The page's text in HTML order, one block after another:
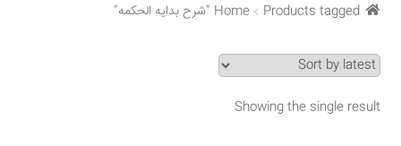
My account
Search Results
Shop
Home Products tagged “شرح بدایه الحکمه”
Showing the single result